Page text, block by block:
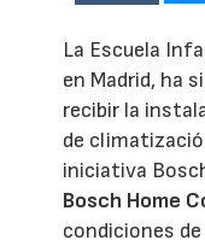
La Escuela
en Madrid, ha
recibir la
de
iniciativa
Bosch Home
condiciones